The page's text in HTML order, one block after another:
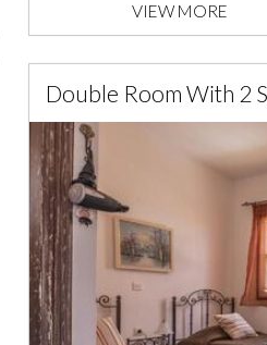
VIEW MORE
Double Room With 2